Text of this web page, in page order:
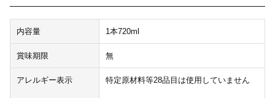
内容量 1本720ml
賞味期限 無
アレルギー表示 特定原材料等28品目は使用していません